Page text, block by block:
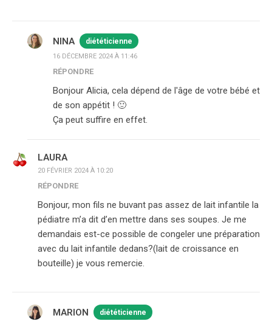
NINA diététicienne
16 DÉCEMBRE 2024 À 11:46
RÉPONDRE
Bonjour Alicia, cela dépend de l'âge de votre bébé et
de son appétit ! 🙂
Ça peut suffire en effet.
LAURA
20 FÉVRIER 2024 À 10:20
RÉPONDRE
Bonjour, mon fils ne buvant pas assez de lait infantile la
pédiatre m’a dit d’en mettre dans ses soupes. Je me
demandais est-ce possible de congeler une préparation
avec du lait infantile dedans?(lait de croissance en
bouteille) je vous remercie.
MARION diététicienne